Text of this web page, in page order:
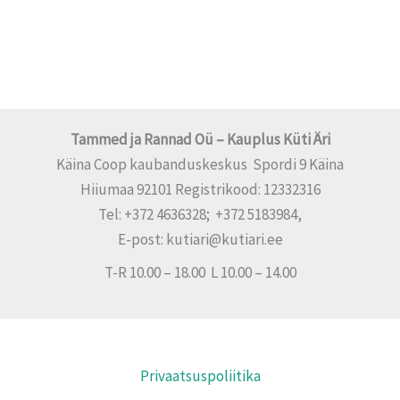
Tammed ja Rannad Oü – Kauplus Küti Äri
Käina Coop kaubanduskeskus Spordi 9 Käina
Hiiumaa 92101 Registrikood: 12332316
Tel: +372 4636328; +372 5183984,
E-post: kutiari@kutiari.ee
T-R 10.00 – 18.00 L 10.00 – 14.00
Privaatsuspoliitika